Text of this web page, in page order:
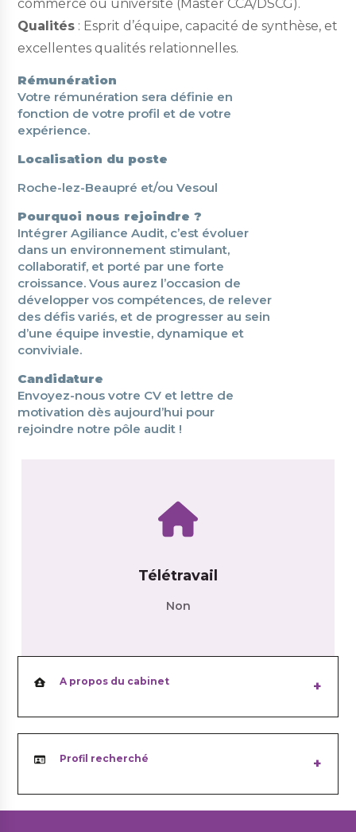
commerce ou université (Master CCA/DSCG).
Qualités : Esprit d’équipe, capacité de synthèse, et
excellentes qualités relationnelles.
Rémunération
Votre rémunération sera définie en
fonction de votre profil et de votre
expérience.
Localisation du poste
Roche-lez-Beaupré et/ou Vesoul
Pourquoi nous rejoindre ?
Intégrer Agiliance Audit, c’est évoluer
dans un environnement stimulant,
collaboratif, et porté par une forte
croissance. Vous aurez l’occasion de
développer vos compétences, de relever
des défis variés, et de progresser au sein
d’une équipe investie, dynamique et
conviviale.
Candidature
Envoyez-nous votre CV et lettre de
motivation dès aujourd’hui pour
rejoindre notre pôle audit !
Télétravail
Non
A propos du cabinet
Profil recherché